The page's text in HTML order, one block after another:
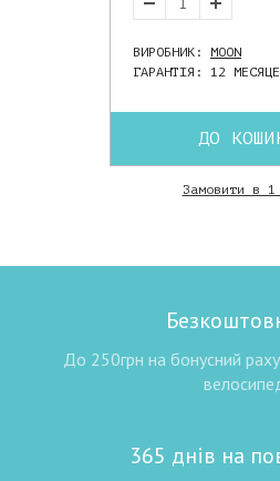
ВИРОБНИК: MOON
ГАРАНТІЯ: 12
ДО
Замовити в 1
До 250грн на бонусний
365 днів на